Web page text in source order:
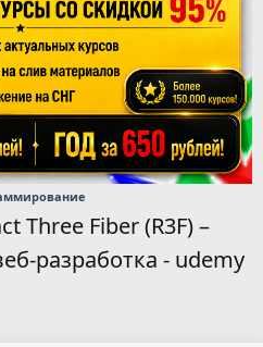
Three Fiber (R3F) –
разработка - udemy